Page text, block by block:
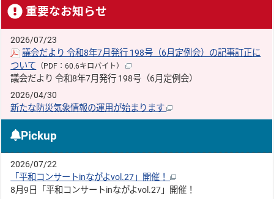
重要なお知らせ
2026/07/23
議会だより 令和8年7月発行 198号（6月定例会）の記事訂正に
ついて （PDF：60.6キロバイト）
議会だより 令和8年7月発行 198号（6月定例会）
2026/04/30
新たな防災気象情報の運用が始まります
Pickup
2026/07/22
「平和コンサートinながよvol.27」開催！
8月9日「平和コンサートinながよvol.27」開催！